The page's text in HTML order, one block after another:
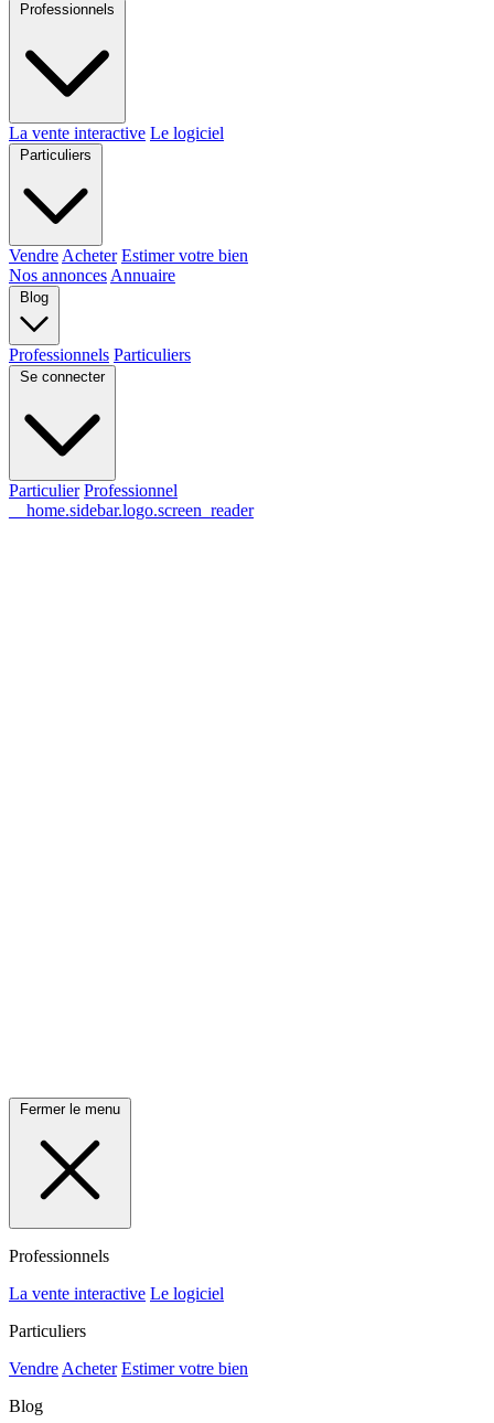
Professionnels
La vente interactive Le logiciel
Particuliers
Vendre Acheter Estimer votre bien
Nos annonces Annuaire
Blog
Professionnels Particuliers
Se connecter
Particulier Professionnel
__home.sidebar.logo.screen_reader
Fermer le menu
Professionnels
La vente interactive Le logiciel
Particuliers
Vendre Acheter Estimer votre bien
Blog